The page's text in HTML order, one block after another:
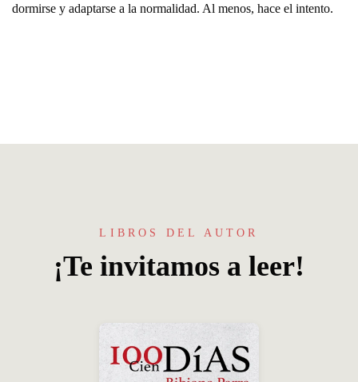
dormirse y adaptarse a la normalidad. Al menos, hace el intento.
LIBROS DEL AUTOR
¡Te invitamos a leer!